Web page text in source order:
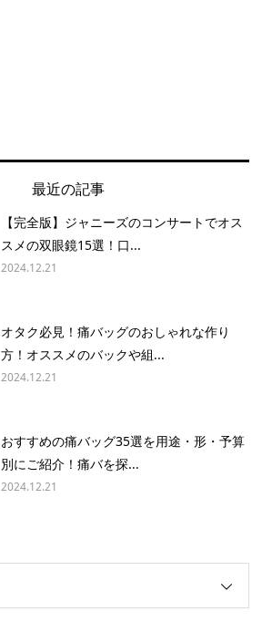
最近の記事
【完全版】ジャニーズのコンサートでオス
スメの双眼鏡15選！口...
2024.12.21
オタク必見！痛バッグのおしゃれな作り
方！オススメのバックや組...
2024.12.21
おすすめの痛バッグ35選を用途・形・予算
別にご紹介！痛バを探...
2024.12.21